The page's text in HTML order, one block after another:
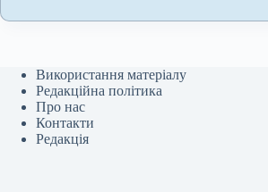
Використання матеріалу
Редакційна політика
Про нас
Контакти
Редакція